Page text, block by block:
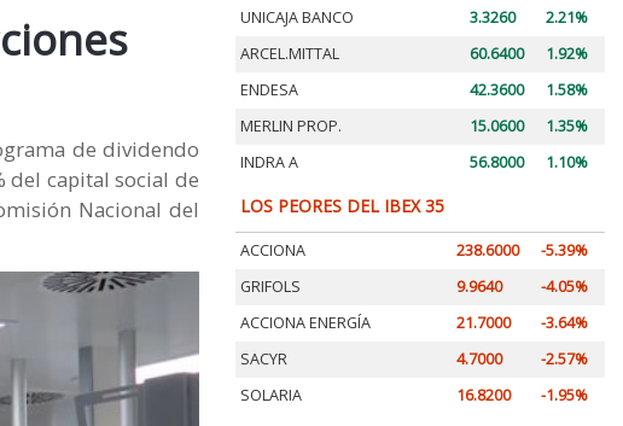
de dividendo
del capital social de
Nacional del
UNICAJA BANCO 3.3260
2.21%
ARCEL.MITTAL
60.6400
1.92%
ENDESA
42.3600
1.58%
MERLIN PROP.
15.0600
1.35%
INDRA A
56.8000 1.10%
LOS PEORES DEL IBEX 35
ACCIONA 238.6000
-5.39%
GRIFOLS
9.9640
-4.05%
ACCIONA ENERGÍA
21.7000
-3.64%
SACYR
4.7000
-2.57%
SOLARIA
16.8200 -1.95%